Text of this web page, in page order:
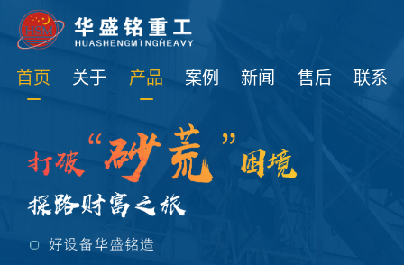
首页 关于 产品 案例 新闻 售后 联系